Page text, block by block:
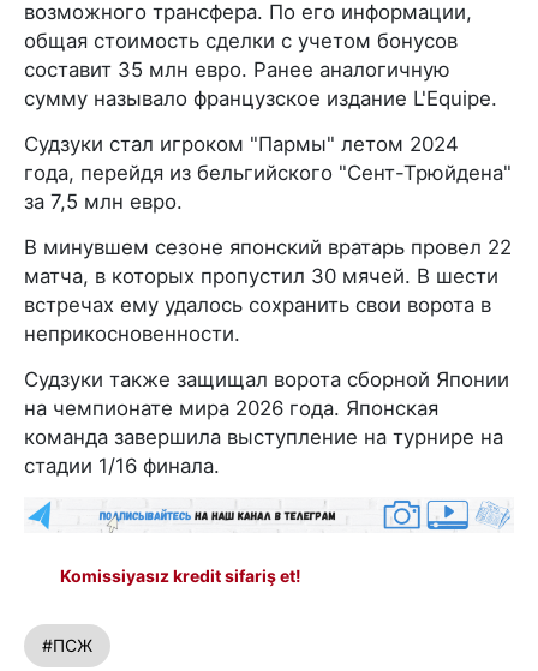
возможного трансфера. По его информации,
общая стоимость сделки с учетом бонусов
составит 35 млн евро. Ранее аналогичную
сумму называло французское издание L'Equipe.
Судзуки стал игроком "Пармы" летом 2024
года, перейдя из бельгийского "Сент-Трюйдена"
за 7,5 млн евро.
В минувшем сезоне японский вратарь провел 22
матча, в которых пропустил 30 мячей. В шести
встречах ему удалось сохранить свои ворота в
неприкосновенности.
Судзуки также защищал ворота сборной Японии
на чемпионате мира 2026 года. Японская
команда завершила выступление на турнире на
стадии 1/16 финала.
Komissiyasız kredit sifariş et!
#ПСЖ